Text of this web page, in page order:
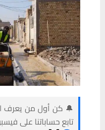
🔔 كن أول من يعرف
تابع حساباتنا على